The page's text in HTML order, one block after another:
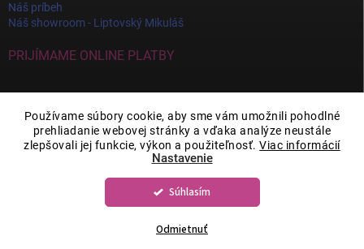
Používame súbory cookie, aby sme vám umožnili pohodlné
prehliadanie webovej stránky a vďaka analýze neustále
zlepšovali jej funkcie, výkon a použiteľnosť.Viac informácií
Nastavenie
Odmietnuť
Súhlasím
Náš príbeh
Náš showroom - Liptovský Mikuláš
PRIJÍMAME ONLINE PLATBY
Vytvoril Shoptet
. Všetky práva vyhradené.